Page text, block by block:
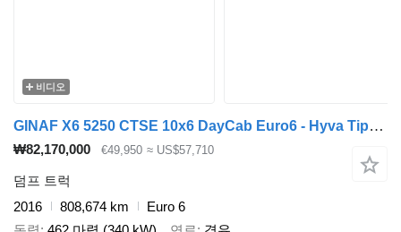
비디오
GINAF X6 5250 CTSE 10x6 DayCab Euro6 - Hyva Tipper 25.8m3 + Eco-friend
₩82,170,000 €49,950 ≈ US$57,710
덤프 트럭
2016
808,674 km
Euro 6